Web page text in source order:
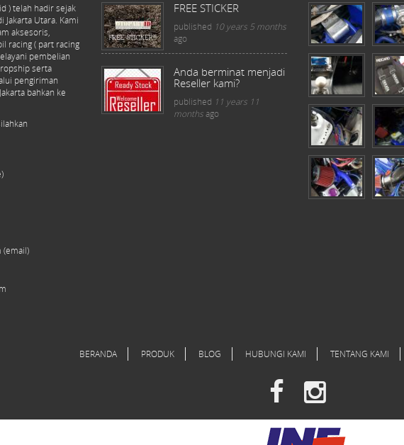
) telah hadir sejak
Jakarta Utara. Kami
aksesoris,
racing ( part racing
pembelian
serta
pengiriman
bahkan ke
(email)
FREE STICKER
published 10 years 5 months
ago
Anda berminat menjadi
Reseller kami?
published 11 years 11
monthsago
BERANDA PRODUK BLOG HUBUNGI KAMI TENTANG KAMI